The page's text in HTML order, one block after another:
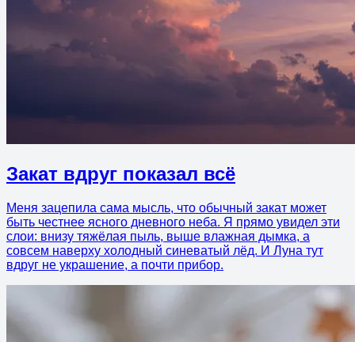
Закат вдруг показал всё
Меня зацепила сама мысль, что обычный закат может
быть честнее ясного дневного неба. Я прямо увидел эти
слои: внизу тяжёлая пыль, выше влажная дымка, а
совсем наверху холодный синеватый лёд. И Луна тут
вдруг не украшение, а почти прибор.